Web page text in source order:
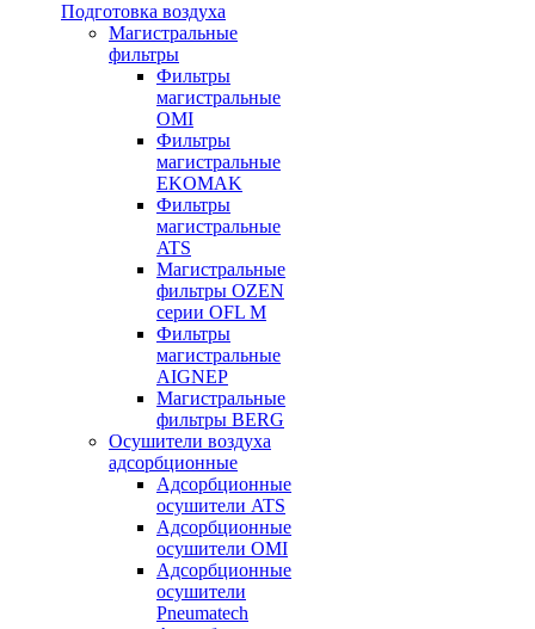
Подготовка воздуха
Магистральные
фильтры
Фильтры
магистральные
OMI
Фильтры
магистральные
EKOMAK
Фильтры
магистральные
ATS
Магистральные
фильтры OZEN
серии OFL M
Фильтры
магистральные
AIGNEP
Магистральные
фильтры BERG
Осушители воздуха
адсорбционные
Адсорбционные
осушители ATS
Адсорбционные
осушители OMI
Адсорбционные
осушители
Pneumatech